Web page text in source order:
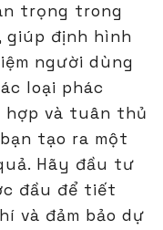
trọng trong
định hình
người dùng
loại phác
hợp và tuân thủ
tạo ra một
Hãy đầu tư
đầu để tiết
và đảm bảo dự